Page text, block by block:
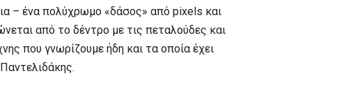
– ένα πολύχρωμο «δάσος» από pixels και
από το δέντρο με τις πεταλούδες και
που γνωρίζουμε ήδη και τα οποία έχει